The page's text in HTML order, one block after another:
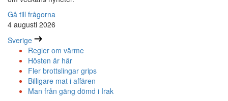
Gå till frågorna
4 augusti 2026
Sverige
Regler om värme
Hösten är här
Fler brottslingar grips
Billigare mat i affären
Man från gäng dömd i Irak